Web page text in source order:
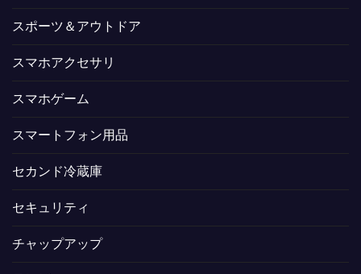
スポーツ＆アウトドア
スマホアクセサリ
スマホゲーム
スマートフォン用品
セカンド冷蔵庫
セキュリティ
チャップアップ